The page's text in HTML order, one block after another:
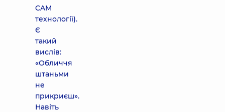
CAM
технології).
Є
такий
вислів:
«Обличчя
штаньми
не
прикриєш».
Навіть